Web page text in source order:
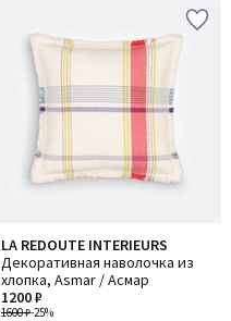
LA REDOUTE INTERIEURS
Декоративная наволочка из
хлопка, Asmar / Асмар
1600 ₽-25%
1200 ₽